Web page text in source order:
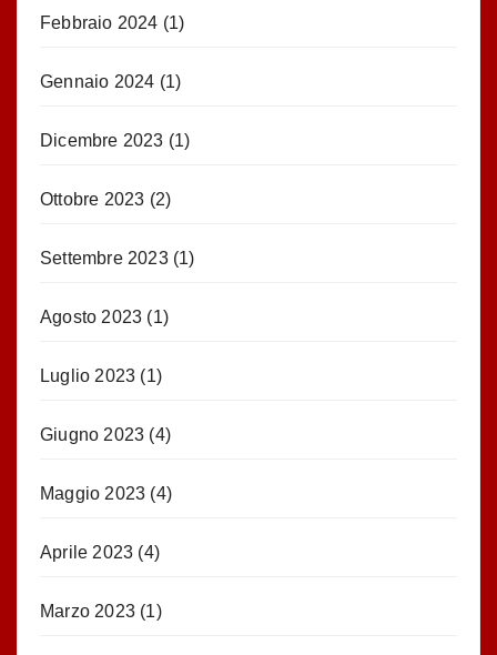
Febbraio 2024 (1)
Gennaio 2024 (1)
Dicembre 2023 (1)
Ottobre 2023 (2)
Settembre 2023(1)
Agosto 2023 (1)
Luglio 2023 (1)
Giugno 2023 (4)
Maggio 2023 (4)
Aprile 2023 (4)
Marzo 2023 (1)